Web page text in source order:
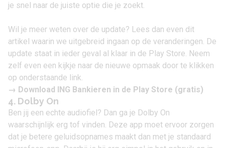
je snel naar de juiste optie die je zoekt.
Wil je meer weten over de update? Lees dan even dit
artikel waarin we uitgebreid ingaan op de veranderingen. De
update staat in ieder geval al klaar in de Play Store. Neem
zelf even een kijkje naar de nieuwe opmaak door te klikken
op onderstaande link.
→ Download ING Bankieren in de Play Store (gratis)
4. Dolby On
Ben jij een echte audiofiel? Dan ga je Dolby On
waarschijnlijk erg tof vinden. Deze app moet ervoor zorgen
dat je betere geluidsopnames maakt dan met je standaard